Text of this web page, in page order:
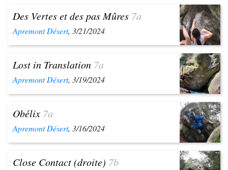
Des Vertes et des pas Mûres 7a
Apremont Désert, 3/21/2024
Lost in Translation 7a
Apremont Désert, 3/19/2024
Obélix 7a
Apremont Désert, 3/16/2024
Close Contact (droite) 7b